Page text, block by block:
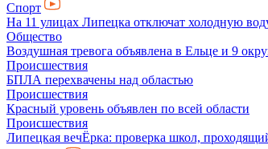
Спорт
На 11 улицах Липецка отключат холодную
Общество
Воздушная тревога объявлена в Ельце и 9
Происшествия
БПЛА перехвачены над областью
Происшествия
Красный уровень объявлен по всей области
Происшествия
Липецкая вечЁрка: проверка школ,